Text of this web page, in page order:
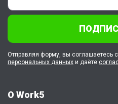
О Work5
Отправляя форму, вы соглашаетесь с
персональных данных и даёте